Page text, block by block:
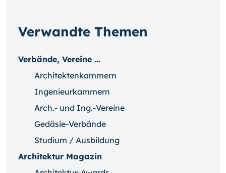
Verwandte Themen
Verbände, Vereine ...
Architektenkammern
Ingenieurkammern
Arch.- und Ing.-Vereine
Gedäsie-Verbände
Studium / Ausbildung
Architektur Magazin